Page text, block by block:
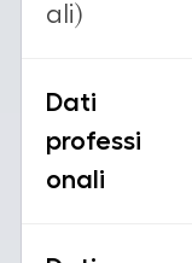
ali)
Dati
professi
onali